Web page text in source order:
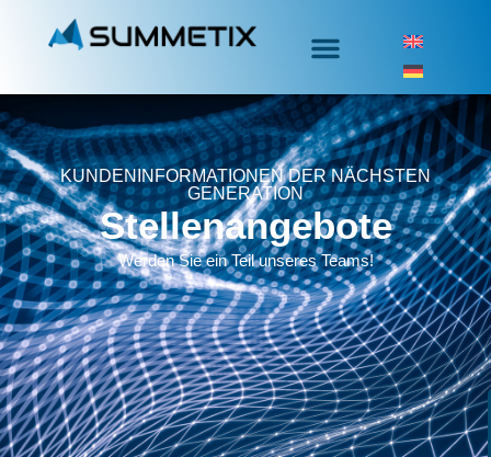
KUNDENINFORMATIONEN DER NÄCHSTEN
GENERATION
Stellenangebote
Werden Sie ein Teil unseres Teams!